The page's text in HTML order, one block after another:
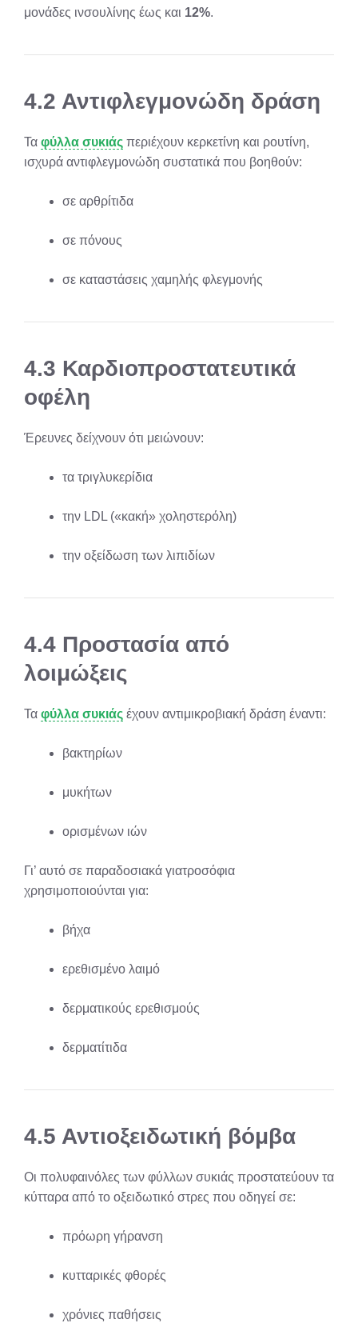
μονάδες ινσουλίνης έως και 12%.
4.2 Αντιφλεγμονώδη δράση
Τα φύλλα συκιάς περιέχουν κερκετίνη και ρουτίνη,
ισχυρά αντιφλεγμονώδη συστατικά που βοηθούν:
σε αρθρίτιδα
σε πόνους
σε καταστάσεις χαμηλής φλεγμονής
4.3 Καρδιοπροστατευτικά
οφέλη
Έρευνες δείχνουν ότι μειώνουν:
τα τριγλυκερίδια
την LDL («κακή» χοληστερόλη)
την οξείδωση των λιπιδίων
4.4 Προστασία από
λοιμώξεις
Τα φύλλα συκιάς έχουν αντιμικροβιακή δράση έναντι:
βακτηρίων
μυκήτων
ορισμένων ιών
Γι’ αυτό σε παραδοσιακά γιατροσόφια
χρησιμοποιούνται για:
βήχα
ερεθισμένο λαιμό
δερματικούς ερεθισμούς
δερματίτιδα
4.5 Αντιοξειδωτική βόμβα
Οι πολυφαινόλες των φύλλων συκιάς προστατεύουν τα
κύτταρα από το οξειδωτικό στρες που οδηγεί σε:
πρόωρη γήρανση
κυτταρικές φθορές
χρόνιες παθήσεις